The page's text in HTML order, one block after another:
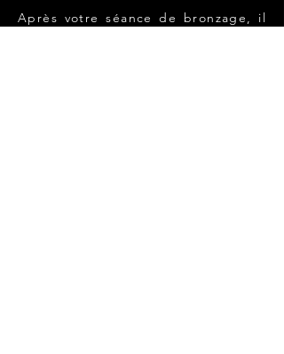
Après votre séance de bronzage, il